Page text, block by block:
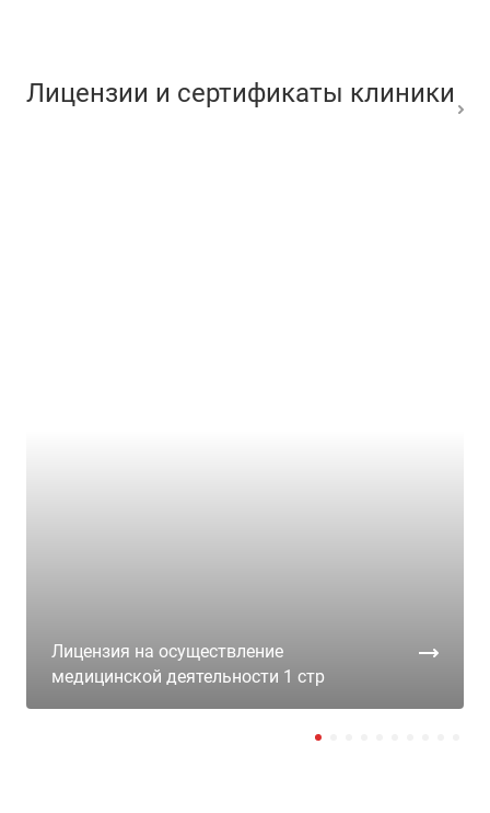
Лицензии и сертификаты клиники
Лицензия на осуществление
медицинской деятельности 1 стр